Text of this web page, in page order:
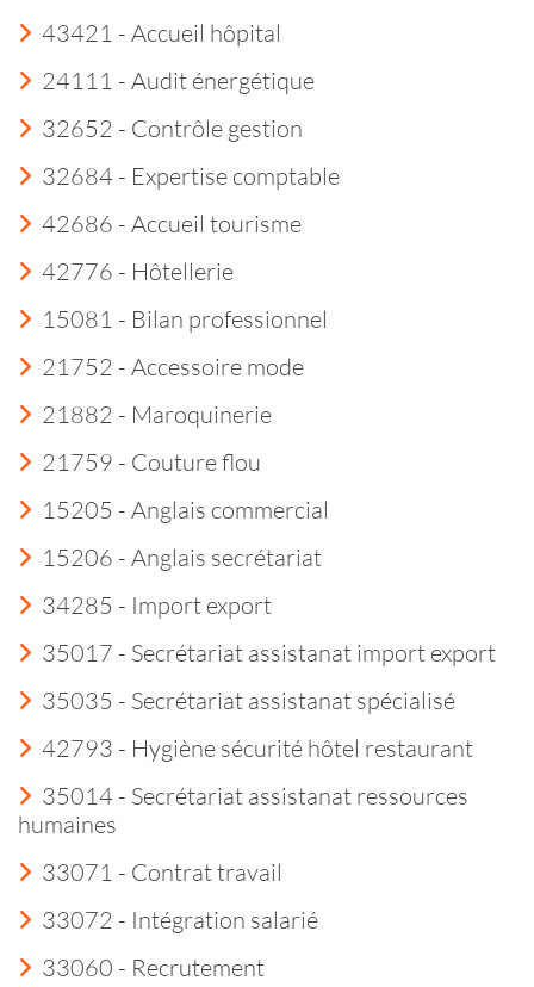
43421 - Accueil hôpital
24111 - Audit énergétique
32652 - Contrôle gestion
32684 - Expertise comptable
42686 - Accueil tourisme
42776 - Hôtellerie
15081 - Bilan professionnel
21752 - Accessoire mode
21882 - Maroquinerie
21759 - Couture flou
15205 - Anglais commercial
15206 - Anglais secrétariat
34285 - Import export
35017 - Secrétariat assistanat import export
35035 - Secrétariat assistanat spécialisé
42793 - Hygiène sécurité hôtel restaurant
35014 - Secrétariat assistanat ressources
humaines
33071 - Contrat travail
33072 - Intégration salarié
33060 - Recrutement